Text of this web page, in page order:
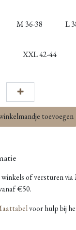
M 36-38 L
XXL 42-44
toevoegen
of versturen
€50.
voor hulp bij